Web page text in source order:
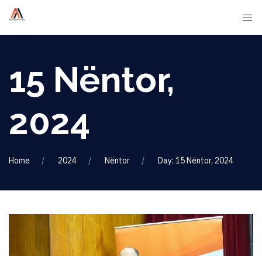
15 Nëntor,
2024
Home 2024 Nëntor Day: 15 Nëntor, 2024